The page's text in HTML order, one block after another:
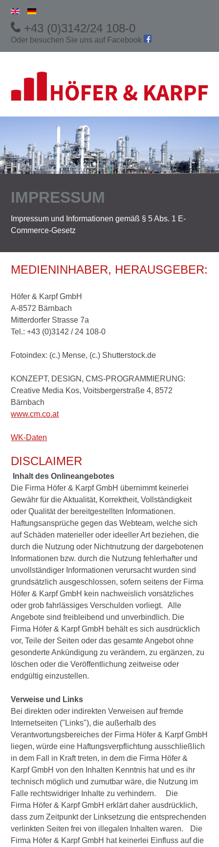
+43 (0)3142/24 108-0
Oder besuchen Sie uns auf Facebook
IMPRESSUM
Impressum und Informationen gemäß § 5 Abs. 1 E-
Commerce-Gesetz
MEDIENINHABER, HERAUSGEBER:
Höfer & Karpf GmbH
A-8572 Bärnbach
Mitterdorfer Strasse 7a
Tel.: +43 (0)3142 / 24 108-0
Fotoindex: (c.) Mense, (c.) Shutterstock.de
KONZEPT, DESIGN, CMS-PROGRAMMIERUNG:
Creative Media Kos, Voitsbergerstraße 4, 8572
Bärnbach
www.cm.co.at
WK-Daten
DISCLAIMER
Inhalt des Onlineangebotes
Die Firma Höfer & Karpf GmbH übernimmt keinerlei
Gewähr für die Aktualität, Korrektheit, Vollständigkeit
oder Qualität der bereitgestellten Informationen.
Haftungsansprüche gegen das Webteam, welche sich
auf Schäden materieller oder ideeller Art beziehen, die
durch die Nutzung oder Nichtnutzung der dargebotenen
Informationen bzw. durch die Nutzung fehlerhafter und
unvollständiger Informationen verursacht wurden sind
grundsätzlich ausgeschlossen, sofern seitens der Firma
Höfer & Karpf GmbH kein nachweislich vorsätzliches
oder grob fahrlässiges Verschulden vorliegt. Alle
Angebote sind freibleibend und unverbindlich. Die
Firma Höfer & Karpf GmbH behält es sich ausdrücklich
vor, Teile der Seiten oder das gesamte Angebot ohne
gesonderte Ankündigung zu verändern, zu ergänzen, zu
löschen oder die Veröffentlichung zeitweise oder
endgültig einzustellen.
Verweise und Links
Bei direkten oder indirekten Verweisen auf fremde
Internetseiten ("Links"), die außerhalb des
Verantwortungsbereiches der Firma Höfer & Karpf GmbH
liegen, würde eine Haftungsverpflichtung ausschließlich
in dem Fall in Kraft treten, in dem die Firma Höfer &
Karpf GmbH von den Inhalten Kenntnis hat und es ihr
technisch möglich und zumutbar wäre, die Nutzung im
Falle rechtswidriger Inhalte zu verhindern. Die
Firma Höfer & Karpf GmbH erklärt daher ausdrücklich,
dass zum Zeitpunkt der Linksetzung die entsprechenden
verlinkten Seiten frei von illegalen Inhalten waren. Die
Firma Höfer & Karpf GmbH hat keinerlei Einfluss auf die